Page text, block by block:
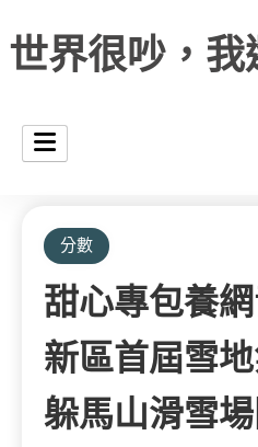
世界很吵，
分數
甜心專包養
新區首屆雪
躲馬山滑雪